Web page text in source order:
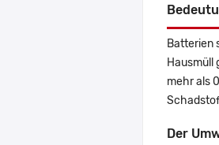
Batterien
Hausmüll
mehr als
Der